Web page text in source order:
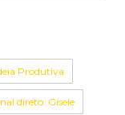
Produtiva
direto: Gisele